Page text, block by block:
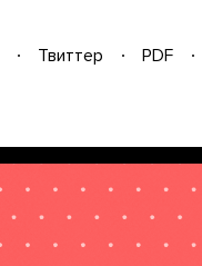
Твиттер PDF